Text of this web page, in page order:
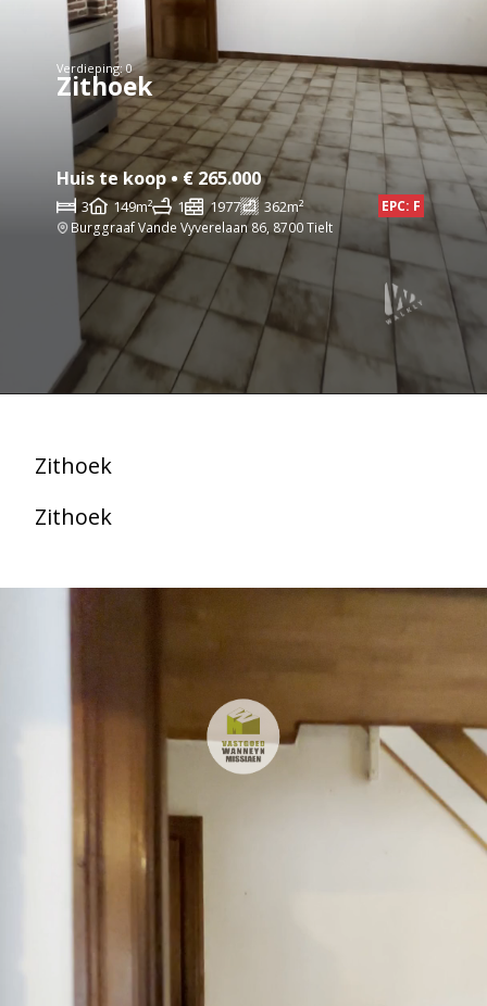
Verdieping: 0
Zithoek
Huis te koop • € 265.000
3 149m² 1 1977 362m²
EPC: F
Burggraaf Vande Vyverelaan 86, 8700 Tielt
Zithoek
Zithoek